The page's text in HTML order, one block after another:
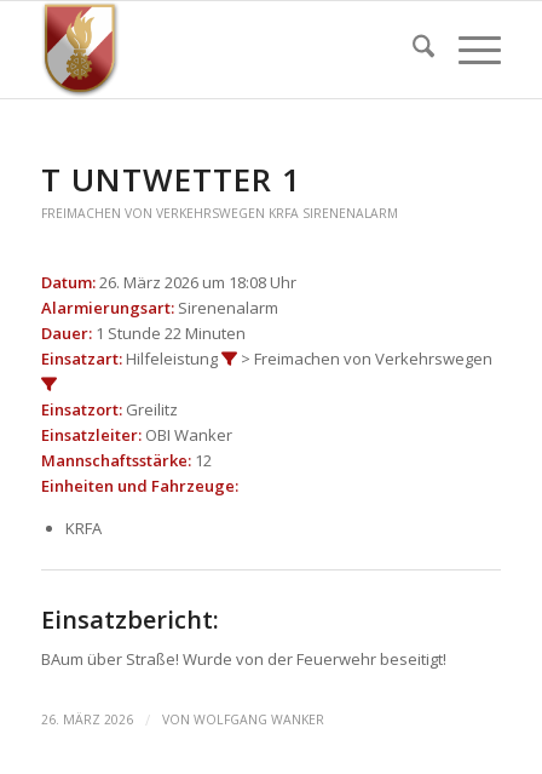
T UNTWETTER 1
FREIMACHEN VON VERKEHRSWEGEN KRFA SIRENENALARM
Datum:26. März 2026 um 18:08 Uhr
Alarmierungsart:Sirenenalarm
Dauer:1 Stunde 22 Minuten
Einsatzart:Hilfeleistung > Freimachen von Verkehrswegen
Einsatzort:Greilitz
Einsatzleiter:OBI Wanker
Mannschaftsstärke:12
Einheiten und Fahrzeuge:
KRFA
Einsatzbericht:
BAum über Straße! Wurde von der Feuerwehr beseitigt!
26. MÄRZ 2026 / VON WOLFGANG WANKER